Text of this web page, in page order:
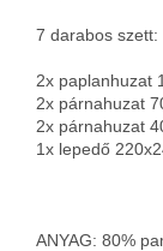
7 darabos szett:
2x paplanhuzat
2x párnahuzat
2x párnahuzat
1x lepedő
ANYAG: 80%